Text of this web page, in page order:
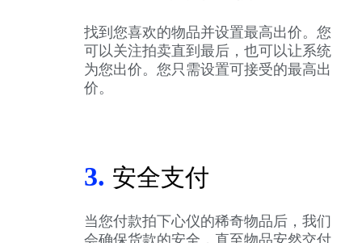
找到您喜欢的物品并设置最高出价。您
可以关注拍卖直到最后，也可以让系统
为您出价。您只需设置可接受的最高出
价。
3. 安全支付
当您付款拍下心仪的稀奇物品后，我们
会确保货款的安全，直至物品安然交付